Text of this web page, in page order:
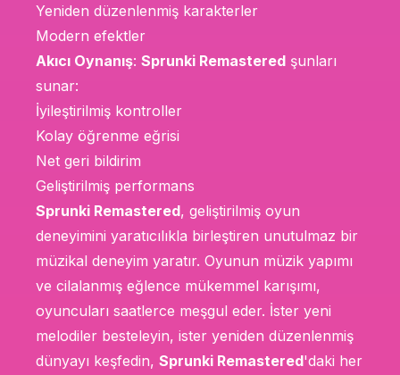
Yeniden düzenlenmiş karakterler
Modern efektler
Akıcı Oynanış: Sprunki Remastered şunları
sunar:
İyileştirilmiş kontroller
Kolay öğrenme eğrisi
Net geri bildirim
Geliştirilmiş performans
Sprunki Remastered, geliştirilmiş oyun
deneyimini yaratıcılıkla birleştiren unutulmaz bir
müzikal deneyim yaratır. Oyunun müzik yapımı
ve cilalanmış eğlence mükemmel karışımı,
oyuncuları saatlerce meşgul eder. İster yeni
melodiler besteleyin, ister yeniden düzenlenmiş
dünyayı keşfedin, Sprunki Remastered'daki her